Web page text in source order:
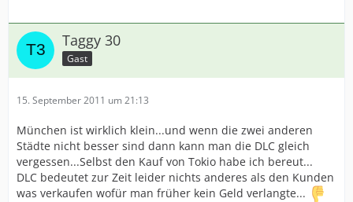
Taggy 30
Gast
15. September 2011 um 21:13
München ist wirklich klein...und wenn die zwei anderen
Städte nicht besser sind dann kann man die DLC gleich
vergessen...Selbst den Kauf von Tokio habe ich bereut...
DLC bedeutet zur Zeit leider nichts anderes als den Kunden
was verkaufen wofür man früher kein Geld verlangte...